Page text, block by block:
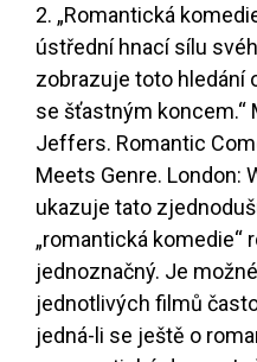
2. „Romantická
ústřední hnací sílu
zobrazuje toto hledání
se šťastným koncem.“
Jeffers. Romantic
Meets Genre. London:
ukazuje tato
„romantická komedie“
jednoznačný. Je
jednotlivých filmů
jedná-li se ještě o